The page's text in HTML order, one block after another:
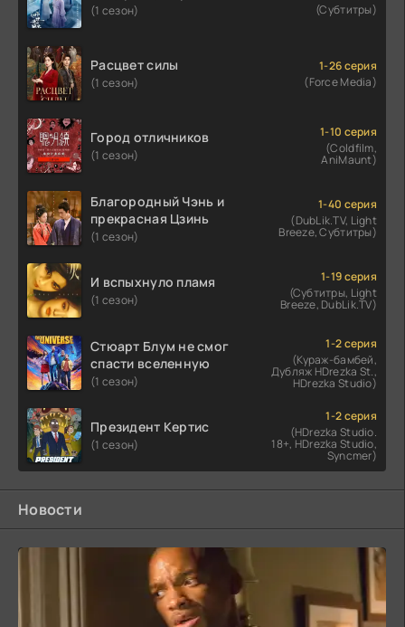
(1 сезон)
(Субтитры)
Расцвет силы
(1 сезон)
1-26 серия
(Force Media)
Город отличников
(1 сезон)
1-10 серия
(Coldfilm,
AniMaunt)
Благородный Чэнь и
прекрасная Цзинь
(1 сезон)
1-40 серия
(DubLik.TV, Light
Breeze, Субтитры)
И вспыхнуло пламя
(1 сезон)
1-19 серия
(Субтитры, Light
Breeze, DubLik.TV)
Стюарт Блум не смог
спасти вселенную
(1 сезон)
1-2 серия
(Кураж-бамбей,
Дубляж HDrezka St.,
HDrezka Studio)
Президент Кертис
(1 сезон)
1-2 серия
(HDrezka Studio.
18+, HDrezka Studio,
Syncmer)
Новости